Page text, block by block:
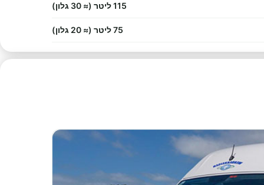
115 ליטר (≈ 30 גלון)
75 ליטר (≈ 20 גלון)